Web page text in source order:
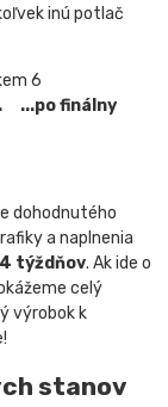
inú potlač
...po finálny
dohodnutého
a naplnenia
4 týždňov. Ak ide o
celý
výrobok k
stanov